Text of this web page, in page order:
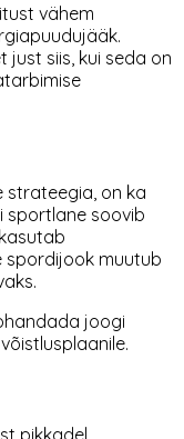
vähem
siis, kui seda on
strateegia, on ka
sportlane soovib
spordijook muutub
joogi
pikkadel